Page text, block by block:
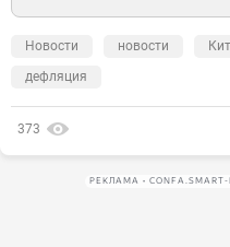
Новости новости
дефляция
373
РЕКЛАМА • CONFA.SMART-